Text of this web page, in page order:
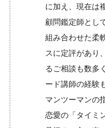
に加え、現在は
顧問鑑定師とし
組み合わせた柔
スに定評があり
るご相談も数多
ード講師の経験
マンツーマンの
恋愛の「タイミ